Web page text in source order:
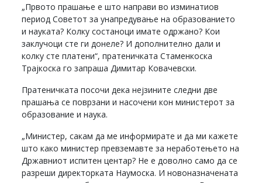
„Првото прашање е што направи во изминатиов
период Советот за унапредување на образованието
и науката? Колку состаноци имате одржано? Кои
заклучоци сте ги донеле? И дополнително дали и
колку сте платени“, пратеничката Стаменкоска
Трајкоска го запраша Димитар Ковачевски.
Пратеничката посочи дека нејзините следни две
прашања се поврзани и насочени кон министерот за
образование и наука.
„Министер, сакам да ме информирате и да ми кажете
што како министер превземавте за неработењето на
Државниот испитен центар? Не е доволно само да се
разреши директорката Наумоска. И новоназначената